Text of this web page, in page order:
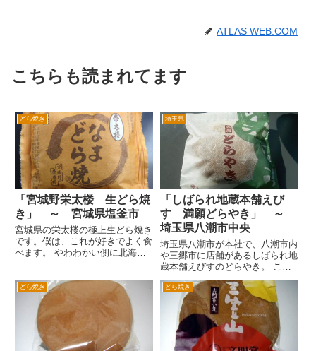
ATLAS WEB.COM
こちらも読まれてます
どら焼き
「宮城野栄太楼 生どら焼
き」 ～ 宮城県塩釜市
宮城県の栄太楼の極上生どら焼き
です。僕は、これが好きでよく食
べます。 やわわかい側に北海道
とてクリーミーで、それほど甘く
ないので飽きません。 また生ど
ら焼きなんで、冷蔵の冷えた状
埼玉県
「しばられ地蔵本舗えび
す 満願どらやき」 ～
埼玉県八潮市中央
埼玉県八潮市が本社で、八潮市内
や三郷市に店舗があるしばられ地
蔵本舗えびすのどらやき。 こち
らには、定番の小倉以外に丹波白
小豆、はすかっぷ入り「満遊喜」
などがあります。またイチゴなど
季節によってもいろいろなものが
あるようです。 また冷蔵ケー
ス...
どら焼き どら焼き